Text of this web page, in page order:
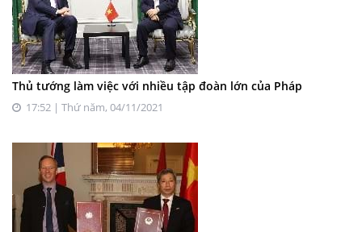
Thủ tướng làm việc với nhiều tập đoàn lớn của Pháp
17:52 | Thứ năm, 04/11/2021